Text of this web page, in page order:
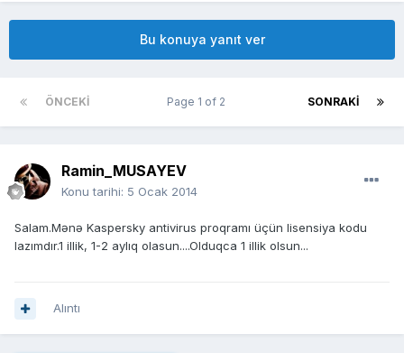
Bu konuya yanıt ver
ÖNCEKI SONRAKI
Page 1 of 2
Ramin_MUSAYEV
Konu tarihi: 5 Ocak 2014
Salam.Mənə Kaspersky antivirus proqramı üçün lisensiya kodu
lazımdır.1 illik, 1-2 aylıq olasun....Olduqca 1 illik olsun...
Alıntı